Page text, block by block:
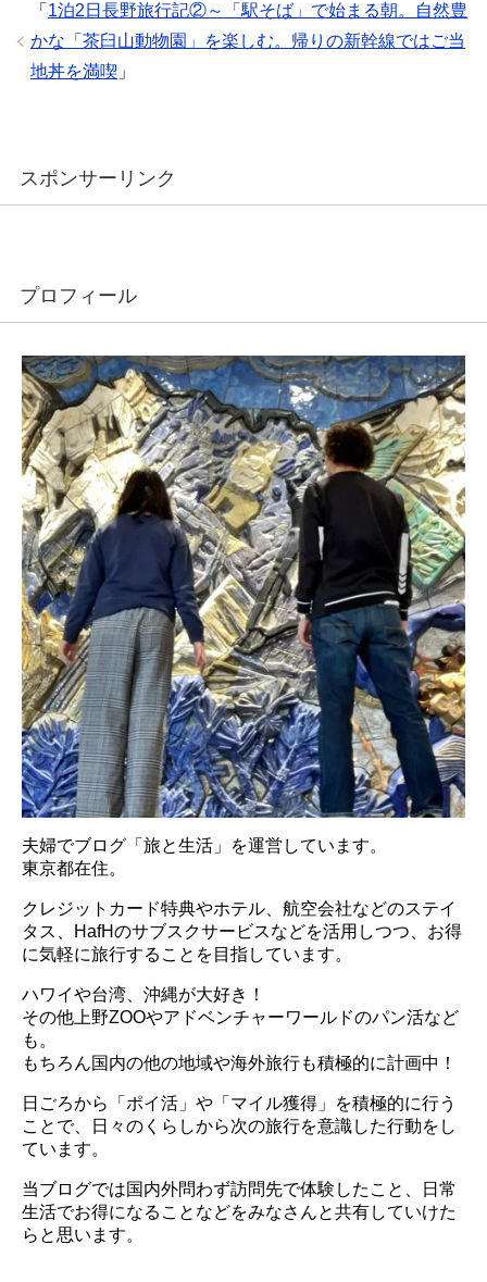
「 1泊2日長野旅行記②～「駅そば」で始まる朝。自然豊
かな「茶臼山動物園」を楽しむ。帰りの新幹線ではご当
地丼を満喫 」
スポンサーリンク
プロフィール
夫婦でブログ「旅と生活」を運営しています。
東京都在住。
クレジットカード特典やホテル、航空会社などのステイ
タス、HafHのサブスクサービスなどを活用しつつ、お得
に気軽に旅行することを目指しています。
ハワイや台湾、沖縄が大好き！
その他上野ZOOやアドベンチャーワールドのパン活など
も。
もちろん国内の他の地域や海外旅行も積極的に計画中！
日ごろから「ポイ活」や「マイル獲得」を積極的に行う
ことで、日々のくらしから次の旅行を意識した行動をし
ています。
当ブログでは国内外問わず訪問先で体験したこと、日常
生活でお得になることなどをみなさんと共有していけた
らと思います。